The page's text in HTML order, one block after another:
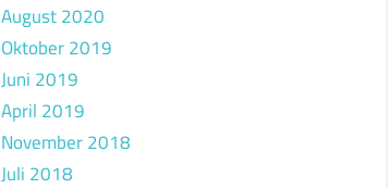
August 2020
Oktober 2019
Juni 2019
April 2019
November 2018
Juli 2018